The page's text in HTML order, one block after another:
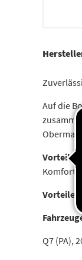
Auf die
Vorteile:
Vorteile:
Q7 (PA),